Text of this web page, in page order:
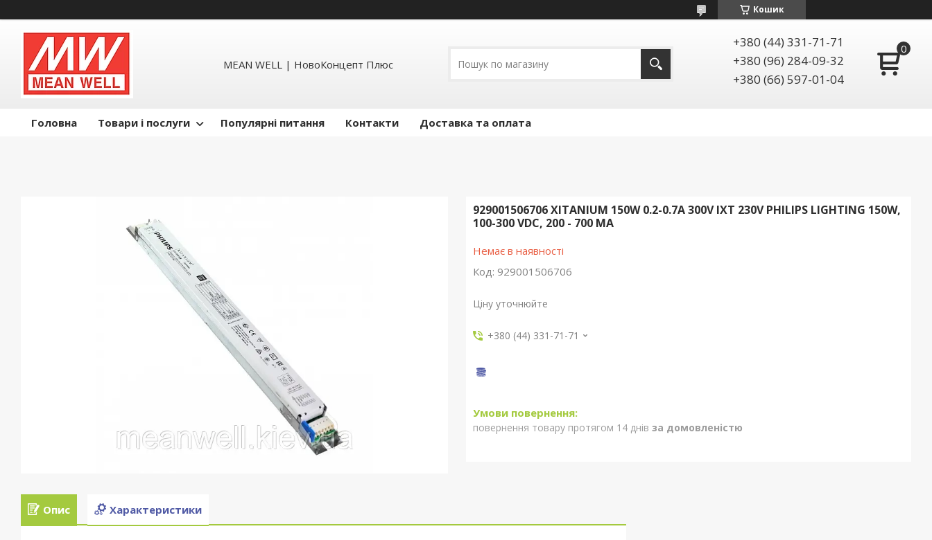
Кошик
MEAN WELL | НовоКонцепт Плюс
+380 (44) 331-71-71
+380 (96) 284-09-32
+380 (66) 597-01-04
Головна Товари і послуги Популярні питання Контакти Доставка та оплата
929001506706 XITANIUM 150W 0.2-0.7A 300V IXT 230V PHILIPS LIGHTING 150W,
100-300 VDC, 200 - 700 MA
Немає в наявності
Код: 929001506706
Ціну уточнюйте
+380 (44) 331-71-71
повернення товару протягом 14 днів за домовленістю
Опис Характеристики